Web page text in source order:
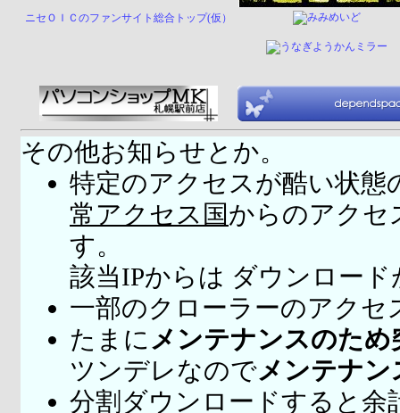
ニセＯＩＣのファンサイト総合トップ(仮）
その他お知らせとか。
特定のアクセスが酷い状態
常アクセス国からのアクセ
す。
該当IPからは ダウンロー
一部のクローラーのアクセ
たまに メンテナンスのため
ツンデレなのでメンテナ
分割ダウンロードすると余